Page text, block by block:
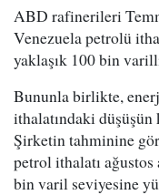
ABD rafinerileri
Venezuela petrolü
yaklaşık 100 bin
Bununla birlikte,
ithalatındaki
Şirketin tahminine
petrol ithalatı
bin varil seviyesine